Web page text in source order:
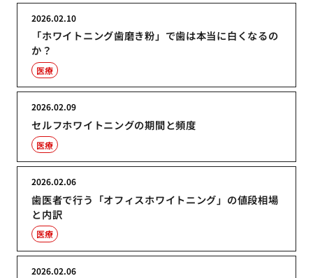
「ホワイトニング歯磨き粉」で歯は本当に白くなるの
か？
2026.02.10
医療
セルフホワイトニングの期間と頻度
2026.02.09
医療
歯医者で行う「オフィスホワイトニング」の値段相場
と内訳
2026.02.06
医療
2026.02.06